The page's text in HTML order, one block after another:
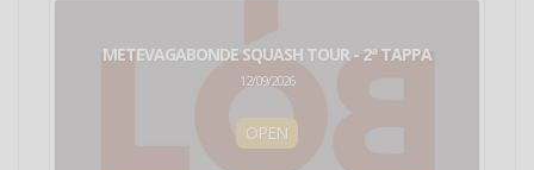
METEVAGABONDE SQUASH TOUR - 2ª TAPPA
12/09/2026
OPEN